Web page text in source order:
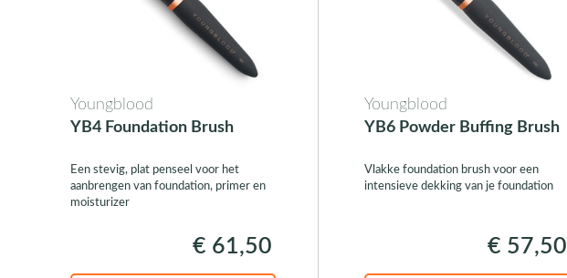
Youngblood
YB4 Foundation Brush
Een stevig, plat penseel voor het
aanbrengen van foundation, primer en
moisturizer
€ 61,50
Youngblood
YB6 Powder Buffing Brush
Vlakke foundation brush voor een
intensieve dekking van je foundation
€ 57,50